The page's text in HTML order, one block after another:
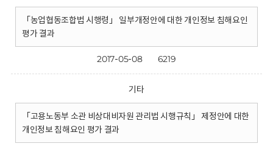
「농업협동조합법 시행령」 일부개정안에 대한 개인정보 침해요인
평가 결과
2017-05-08 6219
기타
「고용노동부 소관 비상대비자원 관리법 시행규칙」 제정안에 대한
개인정보 침해요인 평가 결과